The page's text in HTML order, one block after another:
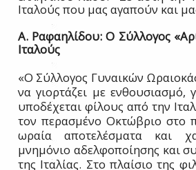
Ιταλούς που μας αγαπούν και
Α. Ραφαηλίδου: Ο Σύλλογος
Ιταλούς
«Ο Σύλλογος Γυναικών
να γιορτάζει με ενθουσιασμό,
υποδέχεται φίλους από την
τον περασμένο Οκτώβριο στο
ωραία αποτελέσματα και
μνημόνιο αδελφοποίησης και
της Ιταλίας. Στο πλαίσιο της